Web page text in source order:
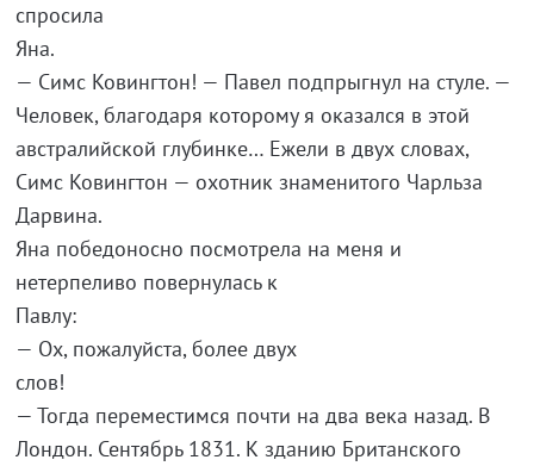
спросила
— Симс Ковингтон! — Павел подпрыгнул на стуле. —
Человек, благодаря которому я оказался в этой
австралийской глубинке… Ежели в двух словах,
Симс Ковингтон — охотник знаменитого Чарльза
Яна победоносно посмотрела на меня и
нетерпеливо повернулась к
Павлу:
— Ох, пожалуйста, более двух
— Тогда переместимся почти на два века назад. В
Лондон. Сентябрь 1831. К зданию Британского